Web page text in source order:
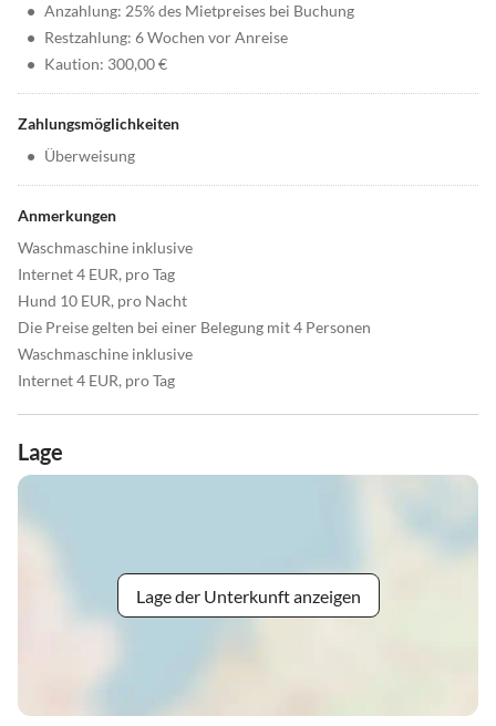
• Anzahlung: 25% des Mietpreises bei Buchung
• Restzahlung: 6 Wochen vor Anreise
• Kaution: 300,00 €
Zahlungsmöglichkeiten
• Überweisung
Anmerkungen
Waschmaschine inklusive
Internet 4 EUR, pro Tag
Hund 10 EUR, pro Nacht
Die Preise gelten bei einer Belegung mit 4 Personen
Waschmaschine inklusive
Internet 4 EUR, pro Tag
Lage
Lage der Unterkunft anzeigen